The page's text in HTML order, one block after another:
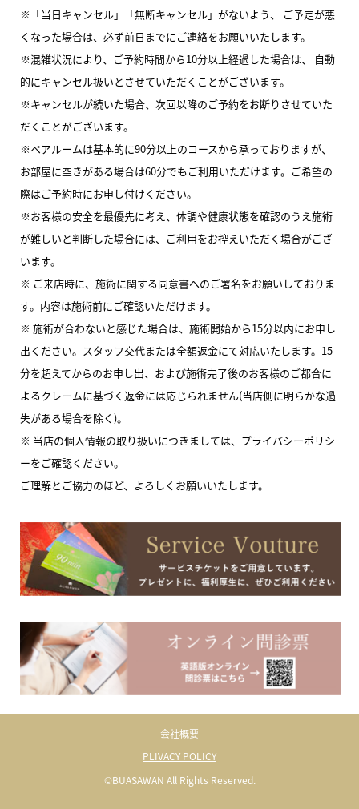
※「当日キャンセル」「無断キャンセル」がないよう、 ご予定が悪
くなった場合は、必ず前日までにご連絡をお願いいたします。
※混雑状況により、ご予約時間から10分以上経過した場合は、 自動
的にキャンセル扱いとさせていただくことがございます。
※キャンセルが続いた場合、次回以降のご予約をお断りさせていた
だくことがございます。
※ペアルームは基本的に90分以上のコースから承っておりますが、
お部屋に空きがある場合は60分でもご利用いただけます。ご希望の
際はご予約時にお申し付けください。
※お客様の安全を最優先に考え、体調や健康状態を確認のうえ施術
が難しいと判断した場合には、ご利用をお控えいただく場合がござ
います。
※ ご来店時に、施術に関する同意書へのご署名をお願いしておりま
す。内容は施術前にご確認いただけます。
※ 施術が合わないと感じた場合は、施術開始から15分以内にお申し
出ください。スタッフ交代または全額返金にて対応いたします。15
分を超えてからのお申し出、および施術完了後のお客様のご都合に
よるクレームに基づく返金には応じられません(当店側に明らかな過
失がある場合を除く)。
※ 当店の個人情報の取り扱いにつきましては、プライバシーポリシ
ーをご確認ください。
ご理解とご協力のほど、よろしくお願いいたします。
会社概要
PLIVACY POLICY
©BUASAWAN All Rights Reserved.